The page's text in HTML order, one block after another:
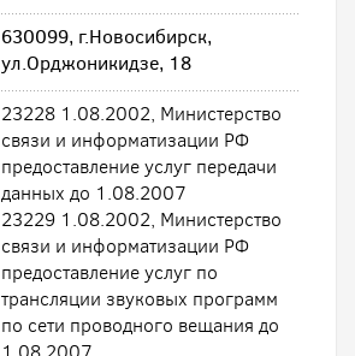
630099, г.Новосибирск,
ул.Орджоникидзе, 18
23228 1.08.2002, Министерство
связи и информатизации РФ
предоставление услуг передачи
данных до 1.08.2007
23229 1.08.2002, Министерство
связи и информатизации РФ
предоставление услуг по
трансляции звуковых программ
по сети проводного вещания до